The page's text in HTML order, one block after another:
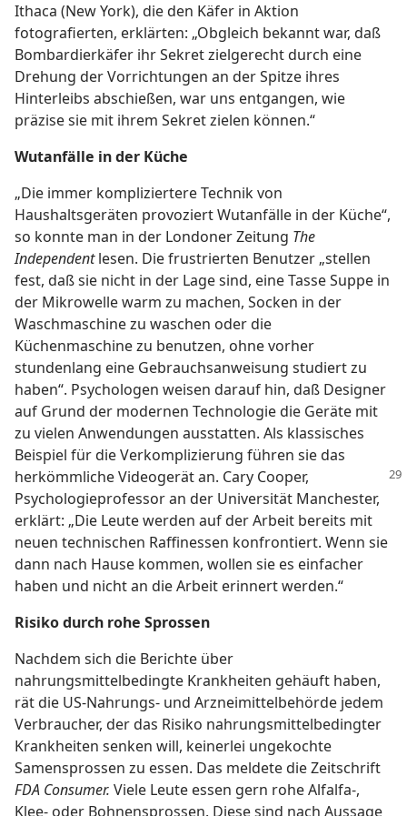
Ithaca (New York), die den Käfer in Aktion
fotografierten, erklärten: „Obgleich bekannt war, daß
Bombardierkäfer ihr Sekret zielgerecht durch eine
Drehung der Vorrichtungen an der Spitze ihres
Hinterleibs abschießen, war uns entgangen, wie
präzise sie mit ihrem Sekret zielen können.“
Wutanfälle in der Küche
„Die immer kompliziertere Technik von
Haushaltsgeräten provoziert Wutanfälle in der Küche“,
so konnte man in der Londoner Zeitung The
Independentlesen. Die frustrierten Benutzer „stellen
fest, daß sie nicht in der Lage sind, eine Tasse Suppe in
der Mikrowelle warm zu machen, Socken in der
Waschmaschine zu waschen oder die
Küchenmaschine zu benutzen, ohne vorher
stundenlang eine Gebrauchsanweisung studiert zu
haben“. Psychologen weisen darauf hin, daß Designer
auf Grund der modernen Technologie die Geräte mit
zu vielen Anwendungen ausstatten. Als klassisches
Beispiel für die Verkomplizierung führen sie das
herkömmliche Videogerät an. Cary Cooper,
Psychologieprofessor an der Universität Manchester,
erklärt: „Die Leute werden auf der Arbeit bereits mit
neuen technischen Raffinessen konfrontiert. Wenn sie
dann nach Hause kommen, wollen sie es einfacher
haben und nicht an die Arbeit erinnert werden.“
Risiko durch rohe Sprossen
Nachdem sich die Berichte über
nahrungsmittelbedingte Krankheiten gehäuft haben,
rät die US-Nahrungs- und Arzneimittelbehörde jedem
Verbraucher, der das Risiko nahrungsmittelbedingter
Krankheiten senken will, keinerlei ungekochte
Samensprossen zu essen. Das meldete die Zeitschrift
FDA Consumer. Viele Leute essen gern rohe Alfalfa-,
Klee- oder Bohnensprossen. Diese sind nach Aussage